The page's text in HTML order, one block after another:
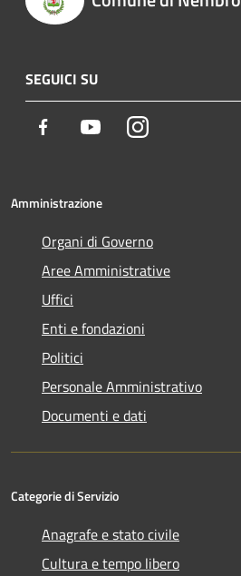
SEGUICI SU
Facebook YoutubeInstagram
Amministrazione
Organi di Governo
Aree Amministrative
Uffici
Enti e fondazioni
Politici
Personale Amministrativo
Documenti e dati
Categorie di Servizio
Anagrafe e stato civile
Cultura e tempo libero